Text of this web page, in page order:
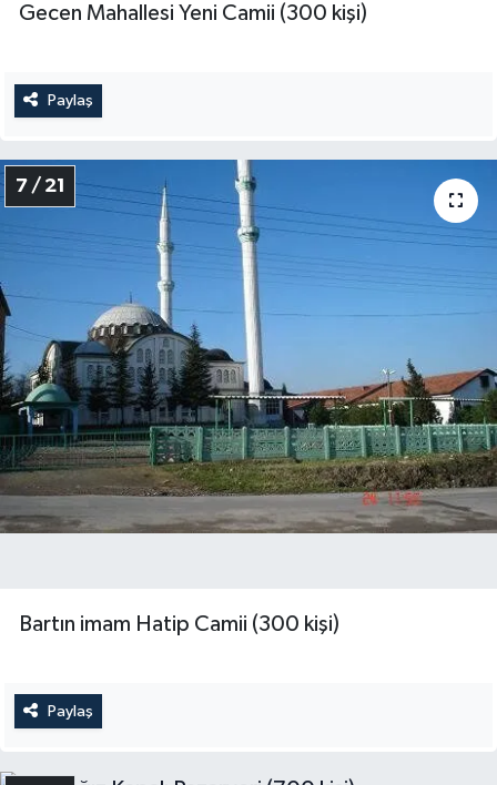
Gecen Mahallesi Yeni Camii (300 kişi)
Paylaş
7 / 21
Bartın imam Hatip Camii (300 kişi)
Paylaş